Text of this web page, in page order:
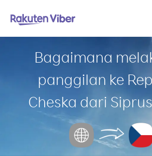
Bagaimana
panggilan ke
Cheska dari